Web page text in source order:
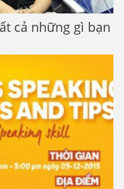
cả những gì bạn